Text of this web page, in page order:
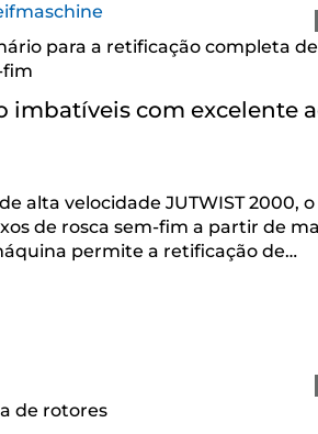
para a retificação completa
fim
imbatíveis com excelente
alta velocidade JUTWIST 2000,
de rosca sem-fim a partir de
permite a retificação de…
de rotores